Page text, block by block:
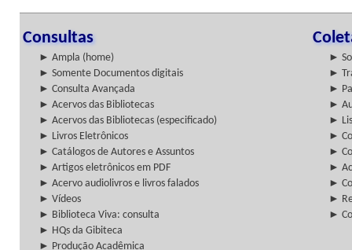
Consultas
► Ampla (home)
►
► Somente Documentos digitais
►
► Consulta Avançada
►
► Acervos das Bibliotecas
►
► Acervos das Bibliotecas (especificado)
►
► Livros Eletrônicos
►
► Catálogos de Autores e Assuntos
►
► Artigos eletrônicos em PDF
►
► Acervo audiolivros e livros falados
►
► Vídeos
►
► Biblioteca Viva: consulta
►
► HQs da Gibiteca
► Produção Acadêmica